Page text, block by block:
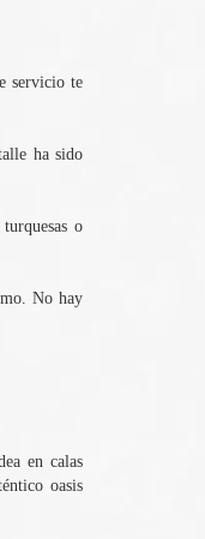
servicio te
ha sido
o
No hay
en calas
oasis